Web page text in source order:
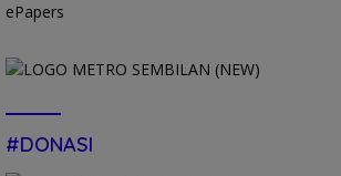
ePapers
#DONASI